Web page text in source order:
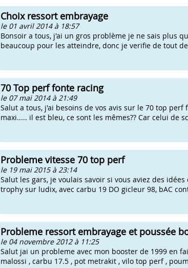
Choix ressort embrayage
le 01 avril 2014 à 18:57
Bonsoir a tous, j'ai un gros problème je ne sais plus
beaucoup pour les atteindre, donc je verifie de tout
70 Top perf fonte racing
le 07 mai 2014 à 21:49
Salut a tous, j'ai besoins de vos avis sur le 70 top
maxi..... il est bleu, ce sont les mêmes?? Car celui de
Probleme vitesse 70 top perf
le 19 mai 2015 à 23:14
Salut les gars, je voulais savoir si vous aviez des
trophy sur ludix, avec carbu 19 DO gicleur 98, bAC
Probleme ressort embrayage et poussée
le 04 novembre 2012 à 11:25
Salut jai un probleme avec mon booster de 1999 en
malossi , carbu 17.5 , pot metrakit , vilo top perf ,